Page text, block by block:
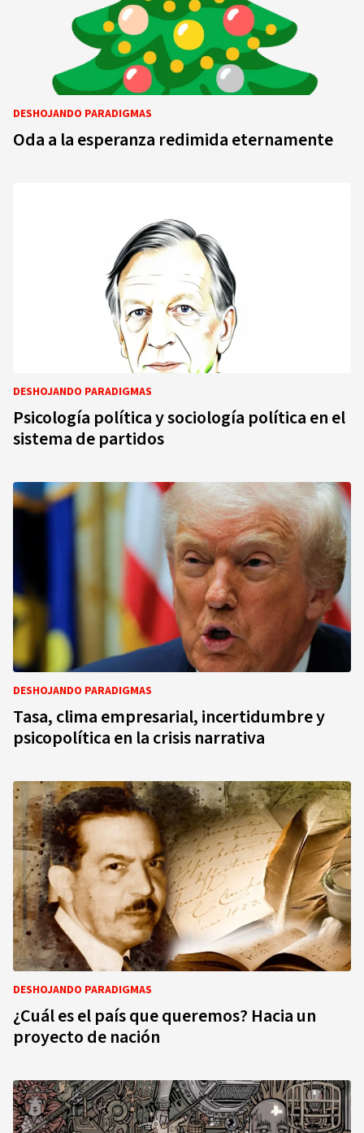
DESHOJANDO PARADIGMAS
Oda a la esperanza redimida eternamente
DESHOJANDO PARADIGMAS
Psicología política y sociología política en el
sistema de partidos
DESHOJANDO PARADIGMAS
Tasa, clima empresarial, incertidumbre y
psicopolítica en la crisis narrativa
DESHOJANDO PARADIGMAS
¿Cuál es el país que queremos? Hacia un
proyecto de nación